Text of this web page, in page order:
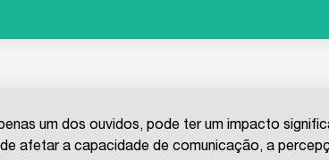
um dos ouvidos, pode ter um impacto
afetar a capacidade de comunicação, a